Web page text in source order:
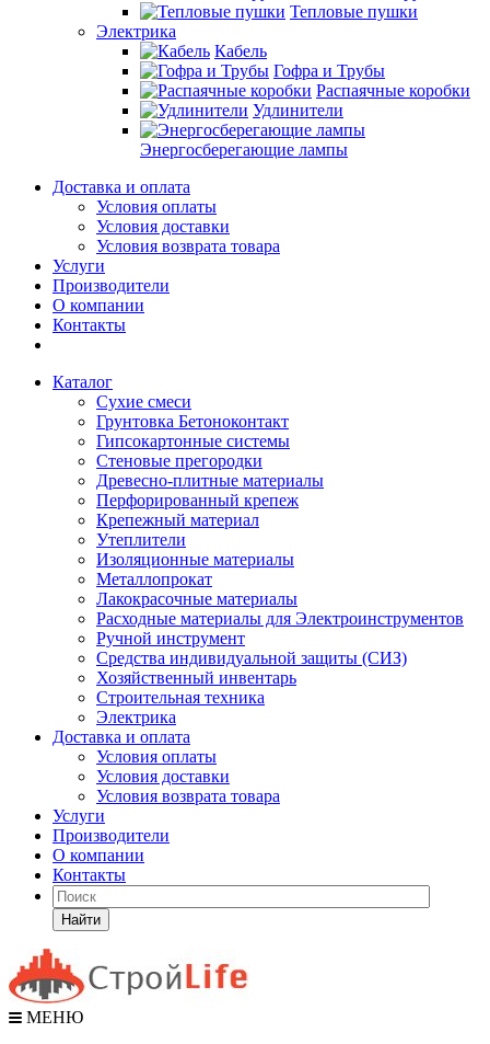
Тепловые пушки
Электрика
Кабель
Гофра и Трубы
Распаячные коробки
Удлинители
Энергосберегающие лампы
Доставка и оплата
Условия оплаты
Условия доставки
Условия возврата товара
Услуги
Производители
О компании
Контакты
Каталог
Сухие смеси
Грунтовка Бетоноконтакт
Гипсокартонные системы
Стеновые прегородки
Древесно-плитные материалы
Перфорированный крепеж
Крепежный материал
Утеплители
Изоляционные материалы
Металлопрокат
Лакокрасочные материалы
Расходные материалы для Электроинструментов
Ручной инструмент
Средства индивидуальной защиты (СИЗ)
Хозяйственный инвентарь
Строительная техника
Электрика
Доставка и оплата
Условия оплаты
Условия доставки
Условия возврата товара
Услуги
Производители
О компании
Контакты
Найти
МЕНЮ